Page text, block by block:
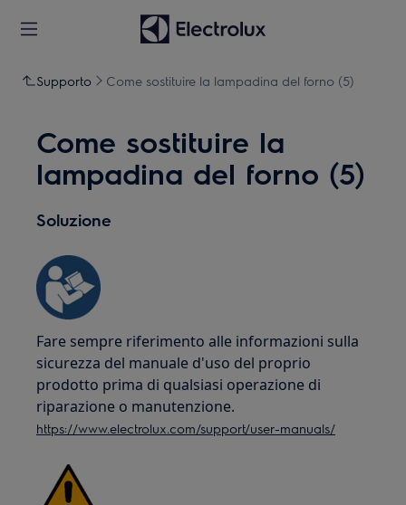
Supporto Come sostituire la lampadina del forno (5)
Come sostituire la
lampadina del forno (5)
Soluzione
Fare sempre riferimento alle informazioni sulla
sicurezza del manuale d'uso del proprio
prodotto prima di qualsiasi operazione di
riparazione o manutenzione.
https://www.electrolux.com/support/user-manuals/